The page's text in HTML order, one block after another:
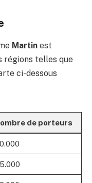
Martin est
régions telles que
ci-dessous
de porteurs